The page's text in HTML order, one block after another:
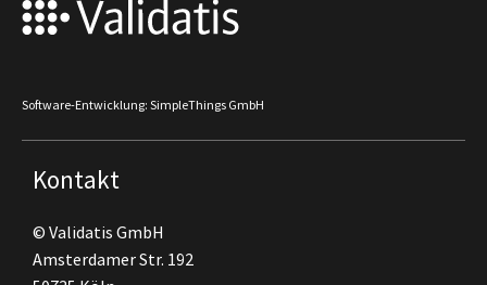
Software-Entwicklung: SimpleThings GmbH
Kontakt
© Validatis GmbH
Amsterdamer Str. 192